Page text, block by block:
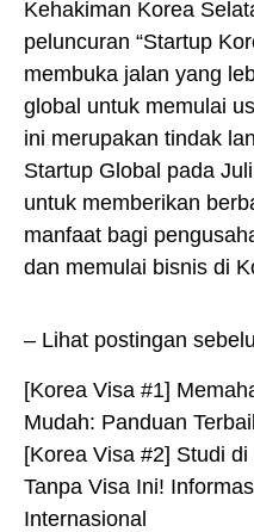
Kehakiman Korea
peluncuran “Startup
membuka jalan yang
global untuk memulai
ini merupakan tindak
Startup Global pada
untuk memberikan
manfaat bagi
dan memulai bisnis di
– Lihat postingan
[Korea Visa #1]
Mudah: Panduan
[Korea Visa #2] Studi
Tanpa Visa Ini!
Internasional